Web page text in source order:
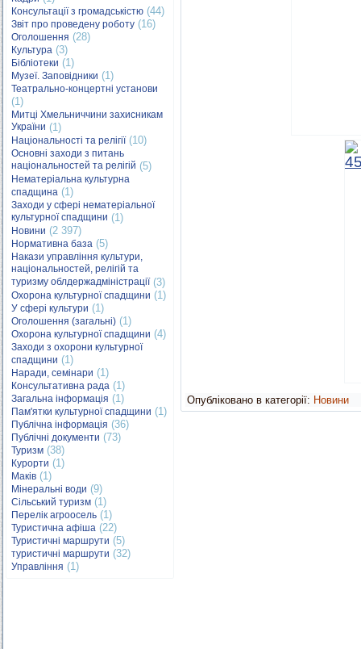
Консультації з громадськістю (44)
Звіт про проведену роботу (16)
Оголошення (28)
Культура (3)
Бібліотеки (1)
Музеї. Заповідники (1)
Театрально-концертні установи
(1)
Митці Хмельниччини захисникам
України (1)
Національності та релігії(10)
Основні заходи з питань
національностей та релігій (5)
Нематеріальна культурна
спадщина (1)
Заходи у сфері нематеріальної
культурної спадщини (1)
Новини (2 397)
Нормативна база (5)
Накази управління культури,
національностей, релігій та
туризму облдержадміністрації(3)
Охорона культурної спадщини (1)
У сфері культури (1)
Оголошення (загальні) (1)
Охорона культурної спадщини (4)
Заходи з охорони культурної
спадщини (1)
Наради, семінари (1)
Консультативна рада (1)
Загальна інформація (1)
Пам'ятки культурної спадщини (1)
Публічна інформація (36)
Публічні документи (73)
Туризм (38)
Курорти (1)
Маків (1)
Мінеральні води (9)
Сільський туризм (1)
Перелік агроосель (1)
Туристична афіша (22)
Туристичні маршрути (5)
туристичні маршрути (32)
Управління (1)
Опубліковано в категорії: Новини